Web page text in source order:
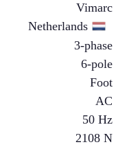
Vimarc
Netherlands
3-phase
6-pole
Foot
AC
50 Hz
2108 N